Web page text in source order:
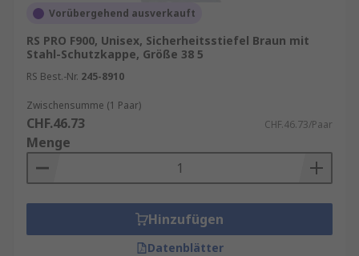
Vorübergehend ausverkauft
RS PRO F900, Unisex, Sicherheitsstiefel Braun mit
Stahl-Schutzkappe, Größe 38 5
RS Best.-Nr. 245-8910
Zwischensumme (1 Paar)
CHF.46.73 CHF.46.73/Paar
Menge
Hinzufügen
Datenblätter